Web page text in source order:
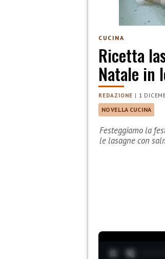
CUCINA
Ricetta
Natale in
REDAZIONE | 1
NOVELLA CUCINA
Festeggiamo la
le lasagne con